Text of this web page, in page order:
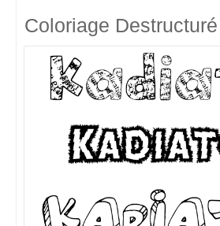
Coloriage Destructuré